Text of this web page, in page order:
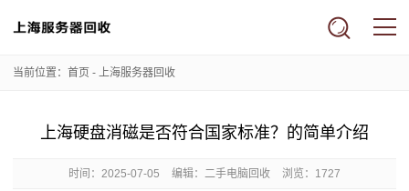
当前位置： 首页 - 上海服务器回收
上海硬盘消磁是否符合国家标准？的简单介绍
时间： 2025-07-05 编辑：二手电脑回收 浏览：1727